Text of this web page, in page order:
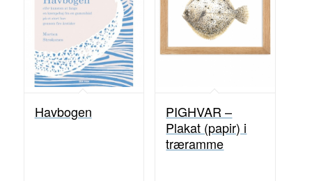
Havbogen
PIGHVAR –
Plakat (papir) i
træramme